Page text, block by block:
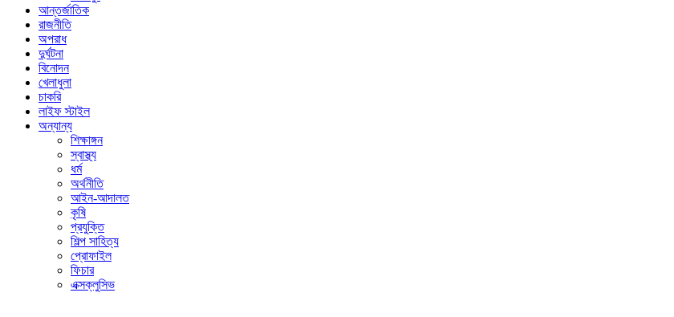
আন্তর্জাতিক
রাজনীতি
অপরাধ
দুর্ঘটনা
বিনোদন
খেলাধুলা
চাকরি
লাইফ স্টাইল
অন্যান্য
শিক্ষাঙ্গন
স্বাস্থ্য
ধর্ম
অর্থনীতি
আইন-আদালত
কৃষি
প্রযুক্তি
শিল্প সাহিত্য
প্রোফাইল
ফিচার
এক্সক্লুসিভ